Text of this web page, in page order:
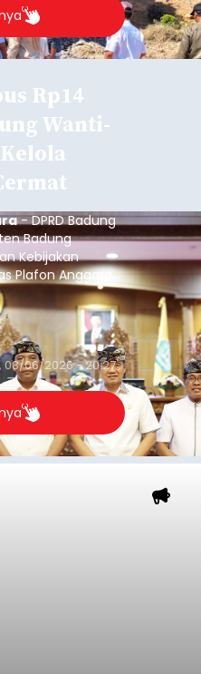
Rp14
Wanti-
- DPRD Badung
Badung
Kebijakan
Plafon Anggaran
2027 dalam
DPRD
08/06/2026 - 20:27